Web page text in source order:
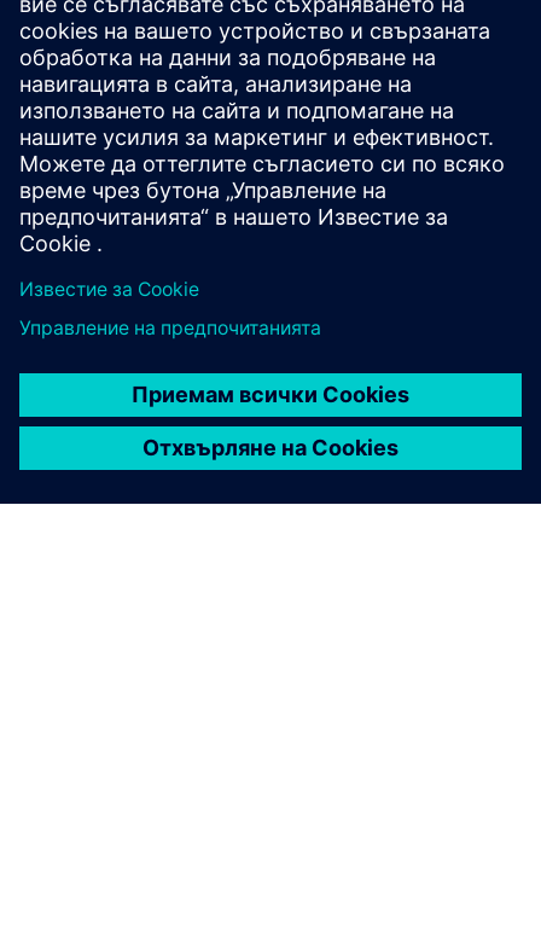
Допълнителна информация и
ресурси
Използване на звук за роботика
Използване на звук във фабриката
Предпоставки